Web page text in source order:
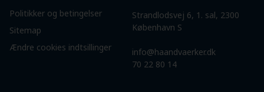
Politikker og betingelser
Sitemap
Ændre cookies indtsillinger
Strandlodsvej 6, 1. sal, 2300
København S
info@haandvaerker.dk
70 22 80 14